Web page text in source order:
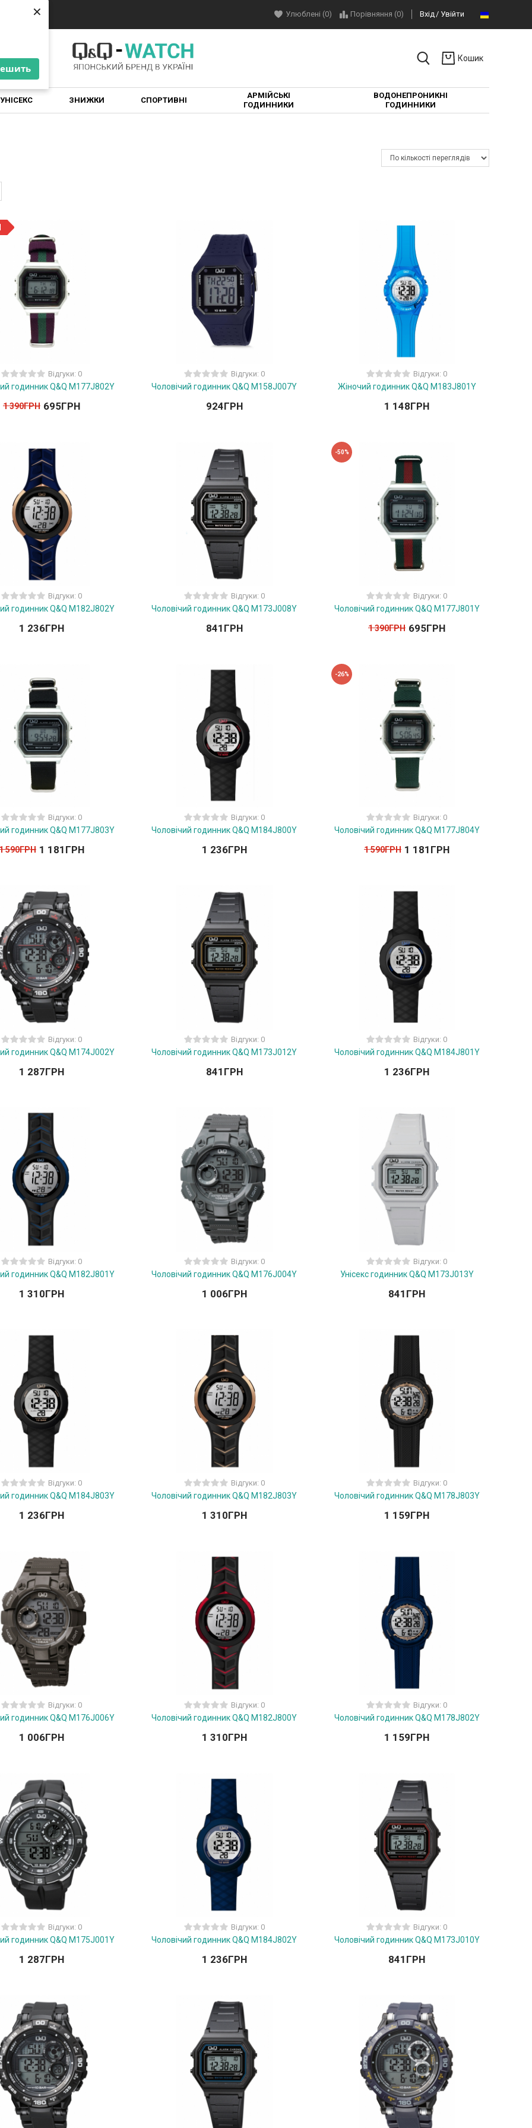
×
× Улюблені (0) Порівняння (0) Вхід Увійти
Кошик
УНІСЕКС ЗНИЖКИ СПОРТИВНІ
АРМІЙСЬКІ
ГОДИННИКИ
ВОДОНЕПРОНИКНІ
ГОДИННИКИ
Відгуки: 0
годинник Q&Q M177J802Y
1 390ГРН 695ГРН
Відгуки: 0
Чоловічий годинник Q&Q M158J007Y
924ГРН
Відгуки: 0
Жіночий годинник Q&Q M183J801Y
1 148ГРН
Відгуки: 0
годинник Q&Q M182J802Y
1 236ГРН
Відгуки: 0
Чоловічий годинник Q&Q M173J008Y
841 ГРН
-50%
Відгуки: 0
Чоловічий годинник Q&Q M177J801Y
1 390ГРН 695ГРН
Відгуки: 0
годинник Q&Q M177J803Y
590ГРН 1 181 ГРН
Відгуки: 0
Чоловічий годинник Q&Q M184J800Y
1 236ГРН
-26%
Відгуки: 0
Чоловічий годинник Q&Q M177J804Y
1 590ГРН 1 181 ГРН
Відгуки: 0
годинник Q&Q M174J002Y
1 287ГРН
Відгуки: 0
Чоловічий годинник Q&Q M173J012Y
841 ГРН
Відгуки: 0
Чоловічий годинник Q&Q M184J801Y
1 236ГРН
Відгуки: 0
годинник Q&Q M182J801Y
1 310ГРН
Відгуки: 0
Чоловічий годинник Q&Q M176J004Y
1 006ГРН
Відгуки: 0
Унісекс годинник Q&Q M173J013Y
841 ГРН
Відгуки: 0
годинник Q&Q M184J803Y
1 236ГРН
Відгуки: 0
Чоловічий годинник Q&Q M182J803Y
1 310ГРН
Відгуки: 0
Чоловічий годинник Q&Q M178J803Y
1 159ГРН
Відгуки: 0
годинник Q&Q M176J006Y
1 006ГРН
Відгуки: 0
Чоловічий годинник Q&Q M182J800Y
1 310ГРН
Відгуки: 0
Чоловічий годинник Q&Q M178J802Y
1 159ГРН
Відгуки: 0
годинник Q&Q M175J001Y
1 287ГРН
Відгуки: 0
Чоловічий годинник Q&Q M184J802Y
1 236ГРН
Відгуки: 0
Чоловічий годинник Q&Q M173J010Y
841 ГРН